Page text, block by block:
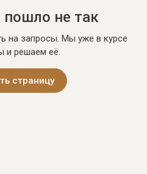
пошло не так
на запросы. Мы уже в курсе
и решаем её.
страницу